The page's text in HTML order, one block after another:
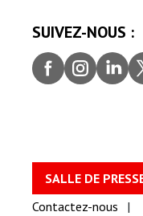
SUIVEZ-NOUS :
Faceb
ook
Insta
gram
Linke
dIn
er
SALLE DE
Contactez-nous